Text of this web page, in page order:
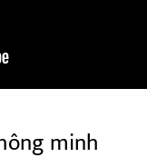
minh